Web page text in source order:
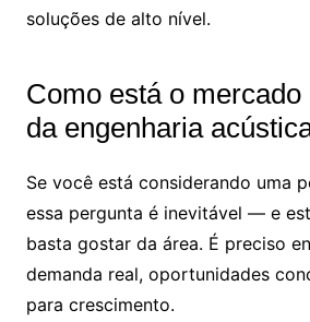
soluções de alto nível.
Como está o mercado
da engenharia
Se você está considerando uma
essa pergunta é inevitável — e
basta gostar da área. É preciso
demanda real, oportunidades
para crescimento.